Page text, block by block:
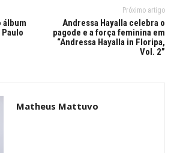
álbum
Paulo
Próximo artigo
Andressa Hayalla celebra o
pagode e a força feminina em
“Andressa Hayalla in Floripa,
Vol. 2”
Matheus Mattuvo